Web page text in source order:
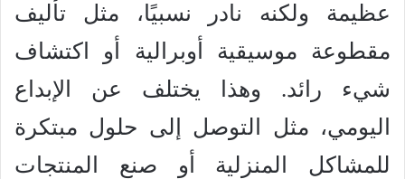
عظيمة ولكنه نادر نسبيًا، مثل تأليف
مقطوعة موسيقية أوبرالية أو اكتشاف
شيء رائد. وهذا يختلف عن الإبداع
اليومي، مثل التوصل إلى حلول مبتكرة
للمشاكل المنزلية أو صنع المنتجات